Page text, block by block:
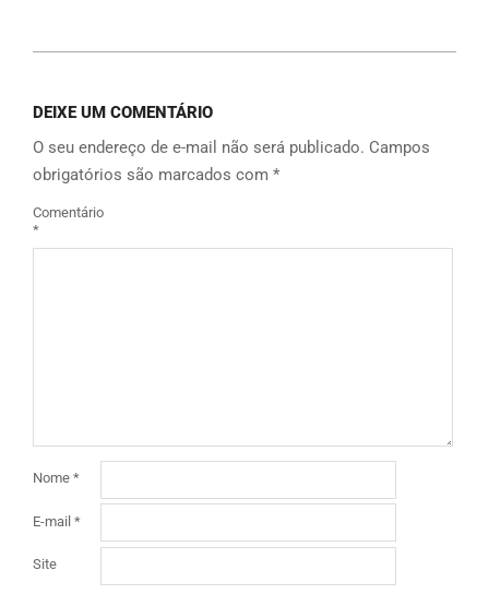
DEIXE UM COMENTÁRIO
O seu endereço de e-mail não será publicado. Campos
obrigatórios são marcados com *
Comentário
*
Nome *
E-mail *
Site